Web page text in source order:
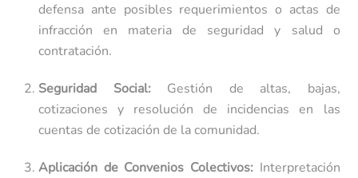
defensa ante posibles requerimientos o actas de
infracción en materia de seguridad y salud o
contratación.
Seguridad Social:Gestión de altas, bajas,
cotizaciones y resolución de incidencias en las
cuentas de cotización de la comunidad.
Aplicación de Convenios Colectivos:Interpretación